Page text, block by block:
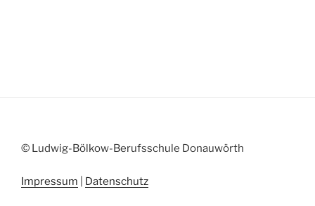
© Ludwig-Bölkow-Berufsschule Donauwörth
Impressum Datenschutz